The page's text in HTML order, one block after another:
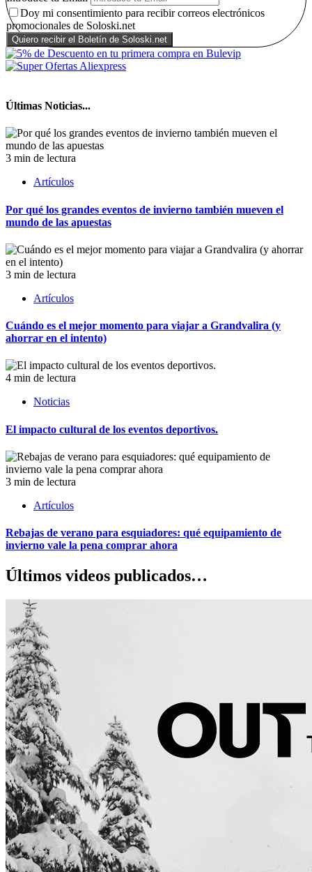
Doy mi consentimiento para recibir correos electrónicos
promocionales de Soloski.net
Últimas Noticias...
3 min de lectura
Artículos
Por qué los grandes eventos de invierno también mueven el
mundo de las apuestas
3 min de lectura
Artículos
Cuándo es el mejor momento para viajar a Grandvalira (y
ahorrar en el intento)
4 min de lectura
Noticias
El impacto cultural de los eventos deportivos.
3 min de lectura
Artículos
Rebajas de verano para esquiadores: qué equipamiento de
invierno vale la pena comprar ahora
Últimos videos publicados…